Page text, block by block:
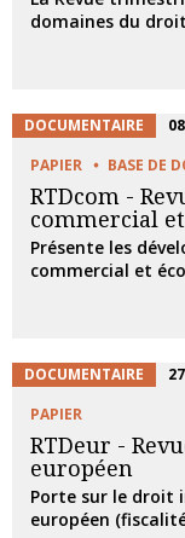
domaines du
DOCUMENTAIRE
PAPIER
BASE DE
RTDcom -
commercial
Présente les
commercial et
DOCUMENTAIRE
PAPIER
RTDeur -
européen
Porte sur le
européen